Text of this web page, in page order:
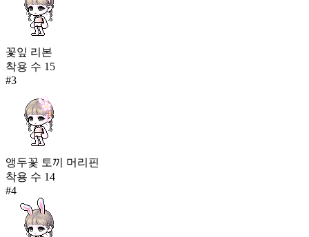
꽃잎 리본
착용 수 15
#3
앵두꽃 토끼 머리핀
착용 수 14
#4